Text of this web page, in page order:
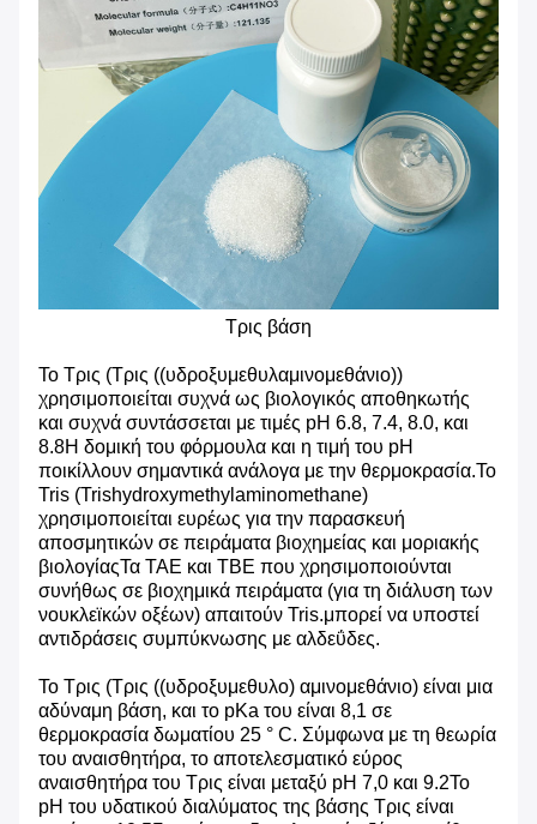
Τρις βάση
Το Τρις (Τρις ((υδροξυμεθυλαμινομεθάνιο))
χρησιμοποιείται συχνά ως βιολογικός αποθηκωτής
και συχνά συντάσσεται με τιμές pH 6.8, 7.4, 8.0, και
8.8Η δομική του φόρμουλα και η τιμή του pH
ποικίλλουν σημαντικά ανάλογα με την θερμοκρασία.Το
Tris (Trishydroxymethylaminomethane)
χρησιμοποιείται ευρέως για την παρασκευή
αποσμητικών σε πειράματα βιοχημείας και μοριακής
βιολογίαςΤα TAE και TBE που χρησιμοποιούνται
συνήθως σε βιοχημικά πειράματα (για τη διάλυση των
νουκλεϊκών οξέων) απαιτούν Tris.μπορεί να υποστεί
αντιδράσεις συμπύκνωσης με αλδεΰδες.
Το Τρις (Τρις ((υδροξυμεθυλο) αμινομεθάνιο) είναι μια
αδύναμη βάση, και το pKa του είναι 8,1 σε
θερμοκρασία δωματίου 25 ° C. Σύμφωνα με τη θεωρία
του αναισθητήρα, το αποτελεσματικό εύρος
αναισθητήρα του Τρις είναι μεταξύ pH 7,0 και 9.2Το
pH του υδατικού διαλύματος της βάσης Τρις είναι